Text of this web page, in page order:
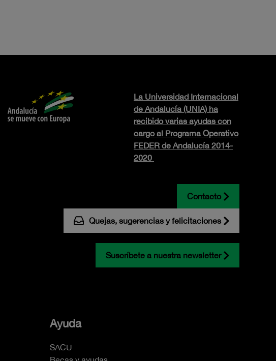
La Universidad Internacional
de Andalucía (UNIA) ha
recibido varias ayudas con
cargo al Programa Operativo
FEDER de Andalucía 2014-
2020
Contacto
Quejas, sugerencias y felicitaciones
Suscríbete a nuestra newsletter
Ayuda
SACU